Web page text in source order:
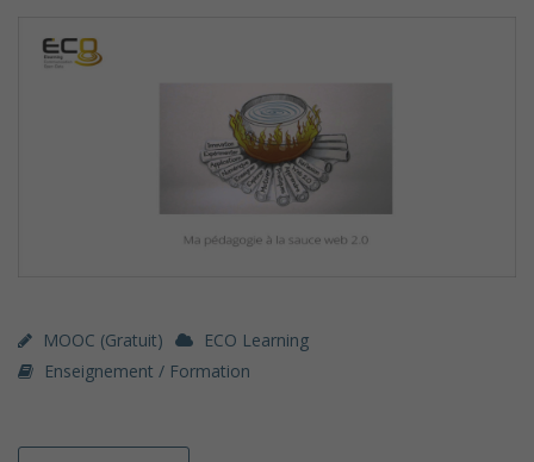
MOOC (gratuit)
ECO Learning
Enseignement / Formation